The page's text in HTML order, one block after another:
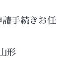
手続きお任
形